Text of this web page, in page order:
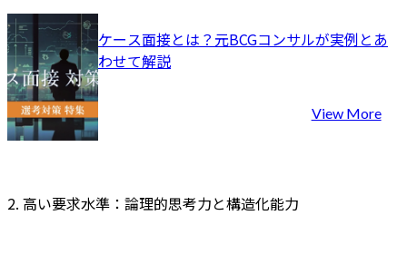
ケース面接とは？元BCGコンサルが実例とあ
わせて解説
View More
2. 高い要求水準：論理的思考力と構造化能力